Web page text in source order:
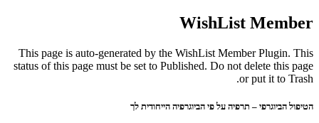
WishList Member
This page is auto-generated by the WishList Member Plugin. This
status of this page must be set to Published. Do not delete this page
or put it to Trash.
הטיפול הביוגרפי – תרפיה על פי הביוגרפיה הייחודית לך